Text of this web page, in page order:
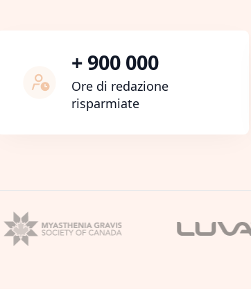
+ 900 000
Ore di redazione
risparmiate